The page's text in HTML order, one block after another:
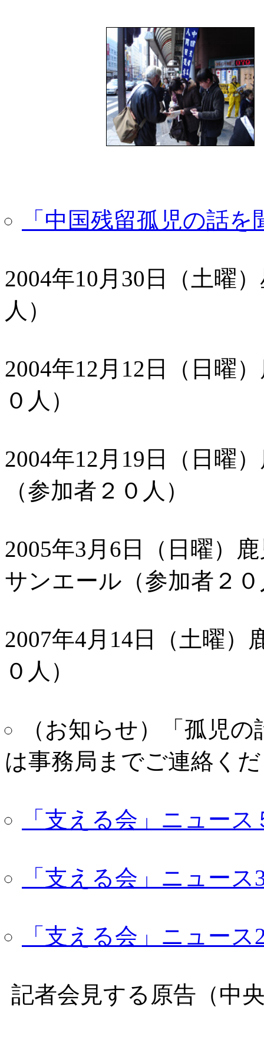
「中国残留孤児の話を
2004年10月30日（土曜
人）
2004年12月12日（日曜
０人）
2004年12月19日（日曜
（参加者２０人）
2005年3月6日（日曜）
サンエール（参加者２
2007年4月14日（土曜）
０人）
（お知らせ）「孤児
は事務局までご連絡く
「支える会」ニュー
「支える会」ニュース
「支える会」ニュース
記者会見する原告（中